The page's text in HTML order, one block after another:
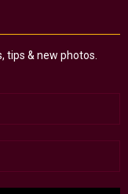
tips & new photos.